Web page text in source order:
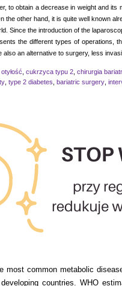
to obtain a decrease in weight and
the other hand, it is quite well known
Since the introduction of the
the different types of operations,
also an alternative to surgery, less
otyłość cukrzyca typu 2 chirurgia
type 2 diabetes bariatric surgery
most common metabolic
countries. WHO